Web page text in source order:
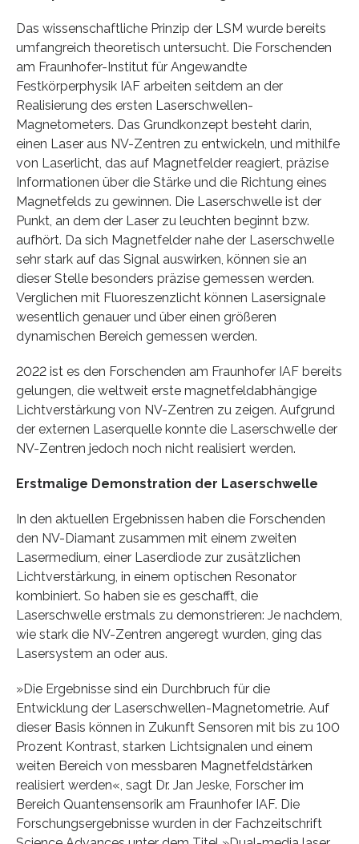
Das wissenschaftliche Prinzip der LSM wurde bereits
umfangreich theoretisch untersucht. Die Forschenden
am Fraunhofer-Institut für Angewandte
Festkörperphysik IAF arbeiten seitdem an der
Realisierung des ersten Laserschwellen-
Magnetometers. Das Grundkonzept besteht darin,
einen Laser aus NV-Zentren zu entwickeln, und mithilfe
von Laserlicht, das auf Magnetfelder reagiert, präzise
Informationen über die Stärke und die Richtung eines
Magnetfelds zu gewinnen. Die Laserschwelle ist der
Punkt, an dem der Laser zu leuchten beginnt bzw.
aufhört. Da sich Magnetfelder nahe der Laserschwelle
sehr stark auf das Signal auswirken, können sie an
dieser Stelle besonders präzise gemessen werden.
Verglichen mit Fluoreszenzlicht können Lasersignale
wesentlich genauer und über einen größeren
dynamischen Bereich gemessen werden.
2022 ist es den Forschenden am Fraunhofer IAF bereits
gelungen, die weltweit erste magnetfeldabhängige
Lichtverstärkung von NV-Zentren zu zeigen. Aufgrund
der externen Laserquelle konnte die Laserschwelle der
NV-Zentren jedoch noch nicht realisiert werden.
Erstmalige Demonstration der Laserschwelle
In den aktuellen Ergebnissen haben die Forschenden
den NV-Diamant zusammen mit einem zweiten
Lasermedium, einer Laserdiode zur zusätzlichen
Lichtverstärkung, in einem optischen Resonator
kombiniert. So haben sie es geschafft, die
Laserschwelle erstmals zu demonstrieren: Je nachdem,
wie stark die NV-Zentren angeregt wurden, ging das
Lasersystem an oder aus.
»Die Ergebnisse sind ein Durchbruch für die
Entwicklung der Laserschwellen-Magnetometrie. Auf
dieser Basis können in Zukunft Sensoren mit bis zu 100
Prozent Kontrast, starken Lichtsignalen und einem
weiten Bereich von messbaren Magnetfeldstärken
realisiert werden«, sagt Dr. Jan Jeske, Forscher im
Bereich Quantensensorik am Fraunhofer IAF. Die
Forschungsergebnisse wurden in der Fachzeitschrift